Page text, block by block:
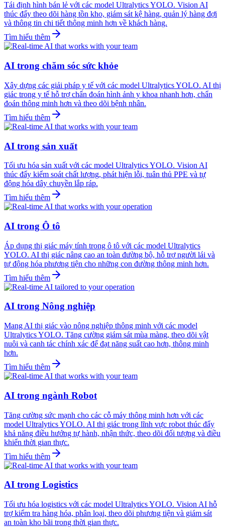
Tái định hình bán lẻ với các model Ultralytics YOLO. Vision AI
thúc đẩy theo dõi hàng tồn kho, giám sát kệ hàng, quản lý hàng đợi
và thông tin chi tiết thông minh hơn về khách hàng.
Tìm hiểu thêm
AI trong chăm sóc sức khỏe
Xây dựng các giải pháp y tế với các model Ultralytics YOLO. AI thị
giác trong y tế hỗ trợ chẩn đoán hình ảnh y khoa nhanh hơn, chẩn
đoán thông minh hơn và theo dõi bệnh nhân.
Tìm hiểu thêm
AI trong sản xuất
Tối ưu hóa sản xuất với các model Ultralytics YOLO. Vision AI
thúc đẩy kiểm soát chất lượng, phát hiện lỗi, tuân thủ PPE và tự
động hóa dây chuyền lắp ráp.
Tìm hiểu thêm
AI trong Ô tô
Áp dụng thị giác máy tính trong ô tô với các model Ultralytics
YOLO. AI thị giác nâng cao an toàn đường bộ, hỗ trợ người lái và
tự động hóa phương tiện cho những con đường thông minh hơn.
Tìm hiểu thêm
AI trong Nông nghiệp
Mang AI thị giác vào nông nghiệp thông minh với các model
Ultralytics YOLO. Tăng cường giám sát mùa màng, theo dõi vật
nuôi và canh tác chính xác để đạt năng suất cao hơn, thông minh
hơn.
Tìm hiểu thêm
AI trong ngành Robot
Tăng cường sức mạnh cho các cỗ máy thông minh hơn với các
model Ultralytics YOLO. AI thị giác trong lĩnh vực robot thúc đẩy
khả năng điều hướng tự hành, nhận thức, theo dõi đối tượng và điều
khiển thời gian thực.
Tìm hiểu thêm
AI trong Logistics
Tối ưu hóa logistics với các model Ultralytics YOLO. Vision AI hỗ
trợ kiểm tra hàng hóa, phân loại, theo dõi phương tiện và giám sát
an toàn kho bãi trong thời gian thực.